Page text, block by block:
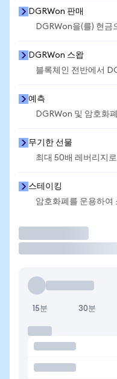
DGRWon 판매
DGRWon을(를) 현금
DGRWon 스왑
블록체인 전반에서
예측
DGRWon 및 암호화
무기한 선물
최대 50배 레버리지
스테이킹
암호화폐를 운용하여
15분 30분